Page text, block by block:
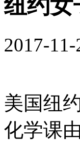
纽约女
2017-
美国纽
化学课